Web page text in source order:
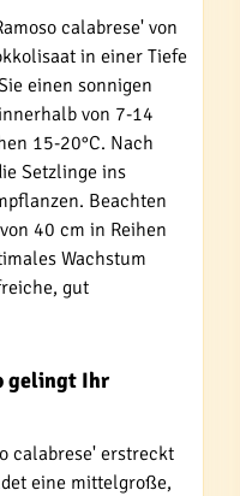
calabrese' von
in einer Tiefe
einen sonnigen
von 7-14
15-20°C. Nach
Setzlinge ins
Beachten
40 cm in Reihen
Wachstum
gut
gelingt Ihr
calabrese' erstreckt
eine mittelgroße,